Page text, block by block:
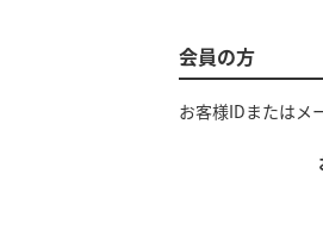
会員の方
お客様IDまたはメ